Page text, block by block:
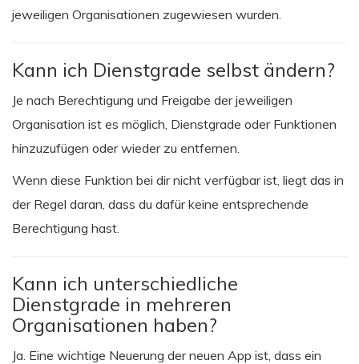
jeweiligen Organisationen zugewiesen wurden.
Kann ich Dienstgrade selbst ändern?
Je nach Berechtigung und Freigabe der jeweiligen
Organisation ist es möglich, Dienstgrade oder Funktionen
hinzuzufügen oder wieder zu entfernen.
Wenn diese Funktion bei dir nicht verfügbar ist, liegt das in
der Regel daran, dass du dafür keine entsprechende
Berechtigung hast.
Kann ich unterschiedliche
Dienstgrade in mehreren
Organisationen haben?
Ja. Eine wichtige Neuerung der neuen App ist, dass ein